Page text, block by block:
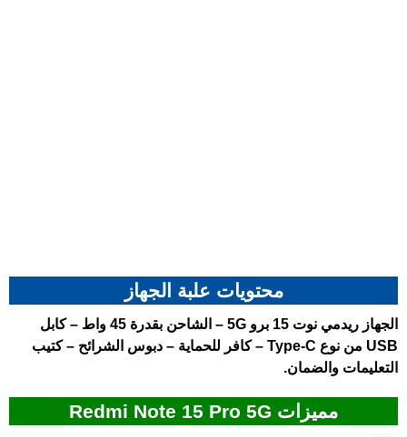
محتويات علبة الجهاز
الجهاز ريدمي نوت 15 برو 5G
– الشاحن بقدرة 45 واط – كابل
USB من نوع Type-C – كافر للحماية – دبوس الشرائح – كتيب
التعليمات والضمان.
مميزات Redmi Note 15 Pro 5G